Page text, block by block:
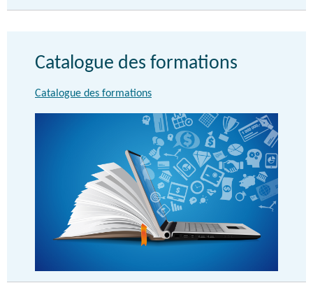
Catalogue des formations
Catalogue des formations